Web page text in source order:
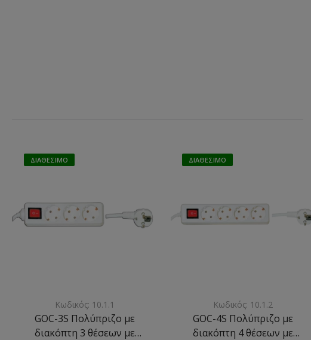
ΔΙΑΘΈΣΙΜΟ
Κωδικός: 10.1.1
GOC-3S Πολύπριζο με
διακόπτη 3 θέσεων με
ΔΙΑΘΈΣΙΜΟ
Κωδικός: 10.1.2
GOC-4S Πολύπριζο με
διακόπτη 4 θέσεων με